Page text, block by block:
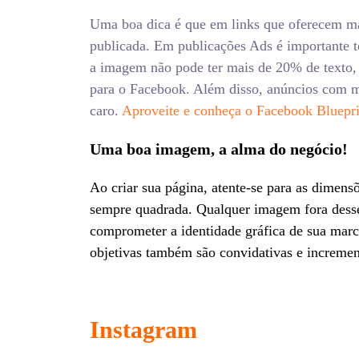
Uma boa dica é que em links que oferecem
publicada. Em publicações Ads é importante
a imagem não pode ter mais de 20% de
para o Facebook. Além disso, anúncios com
caro. Aproveite e conheça o Facebook
Uma boa imagem, a alma do negócio!
Ao criar sua página, atente-se para as
sempre quadrada. Qualquer imagem fora
comprometer a identidade gráfica de sua
objetivas também são convidativas e
Instagram